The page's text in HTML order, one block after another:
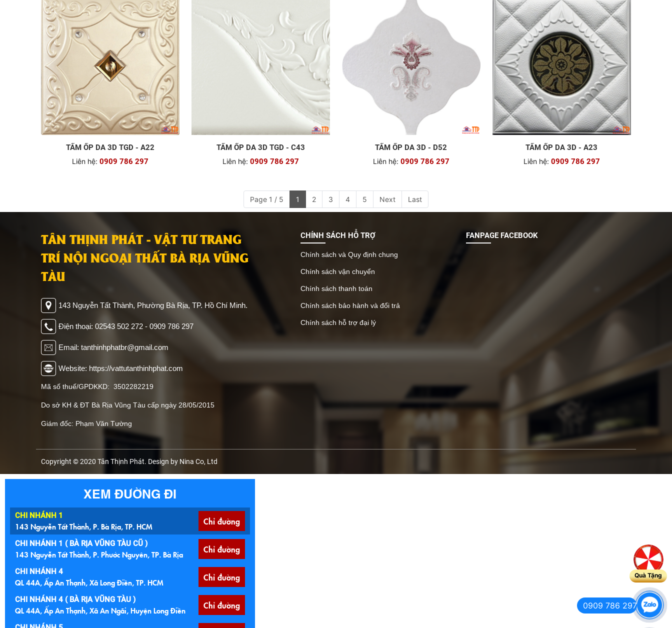
TẤM ỐP DA 3D TGD - A22
Liên hệ: 0909 786 297
TẤM ỐP DA 3D TGD - C43
Liên hệ: 0909 786 297
TẤM ỐP DA 3D - D52
Liên hệ: 0909 786 297
TẤM ỐP DA 3D - A23
Liên hệ: 0909 786 297
Page 1 / 5 1 2 3 4 5 Next Last
TÂN THỊNH PHÁT - VẬT TƯ TRANG
TRÍ NỘI NGOẠI THẤT BÀ RỊA VŨNG
TÀU
143 Nguyễn Tất Thành, Phường Bà Rịa, TP. Hồ Chí Minh.
Điện thoại: 02543 502 272 - 0909 786 297
Email: tanthinhphatbr@gmail.com
Website: https://vattutanthinhphat.com
Mã số thuế/GPDKKD: 3502282219
Do sở KH & ĐT Bà Rịa Vũng Tàu cấp ngày 28/05/2015
Giám đốc: Phạm Văn Tường
CHÍNH SÁCH HỖ TRỢ
Chính sách và Quy định chung
Chính sách vận chuyển
Chính sách thanh toán
Chính sách bảo hành và đổi trả
Chính sách hỗ trợ đại lý
FANPAGE FACEBOOK
Copyright © 2020 Tân Thịnh Phát. Design by Nina Co, Ltd
XEM ĐƯỜNG ĐI
CHI NHÁNH 1
143 Nguyễn Tất Thành, P. Bà Rịa, TP. HCM Chỉ đường
CHI NHÁNH 1 ( BÀ RỊA VŨNG TÀU CŨ )
143 Nguyễn Tất Thành, P. Phước Nguyên, TP. Bà Rịa Chỉ đường
CHI NHÁNH 4
QL 44A, Ấp An Thạnh, Xã Long Điền, TP. HCM Chỉ đường
CHI NHÁNH 4 ( BÀ RỊA VŨNG TÀU )
QL 44A, Ấp An Thạnh, Xã An Ngãi, Huyện Long Điền Chỉ đường
Quà Tặng
0909 786 297